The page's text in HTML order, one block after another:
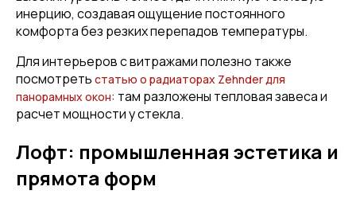
инерцию, создавая ощущение постоянного
комфорта без резких перепадов температуры.
Для интерьеров с витражами полезно также
посмотреть статью о радиаторах Zehnder для
панорамных окон: там разложены тепловая завеса и
расчет мощности у стекла.
Лофт: промышленная эстетика и
прямота форм